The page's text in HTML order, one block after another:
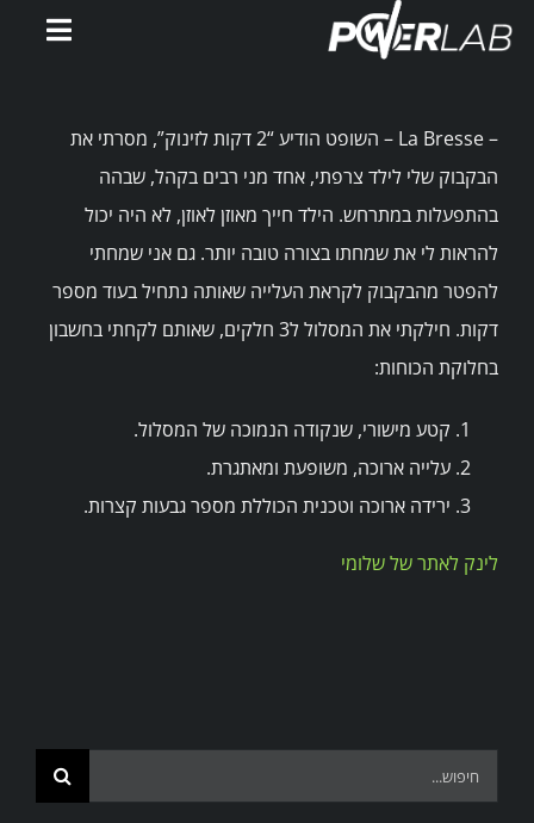
Skip
אימוני PowerWatts
אלעד פלטין
המלצות
for:
– La Bresse – השופט הודיע “2 דקות לזינוק”, מסרתי את
הבקבוק שלי לילד צרפתי, אחד מני רבים בקהל, שבהה
בהתפעלות במתרחש. הילד חייך מאוזן לאוזן, לא היה יכול
להראות לי את שמחתו בצורה טובה יותר. גם אני שמחתי
להפטר מהבקבוק לקראת העלייה שאותה נתחיל בעוד מספר
דקות. חילקתי את המסלול ל3 חלקים, שאותם לקחתי בחשבון
בחלוקת הכוחות:
קטע מישורי, שנקודה הנמוכה של המסלול.
עלייה ארוכה, משופעת ומאתגרת.
ירידה ארוכה וטכנית הכוללת מספר גבעות קצרות.
לינק לאתר של שלומי
Search
for: